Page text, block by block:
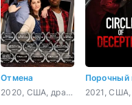
Отмена
2020, США, драма
Порочный